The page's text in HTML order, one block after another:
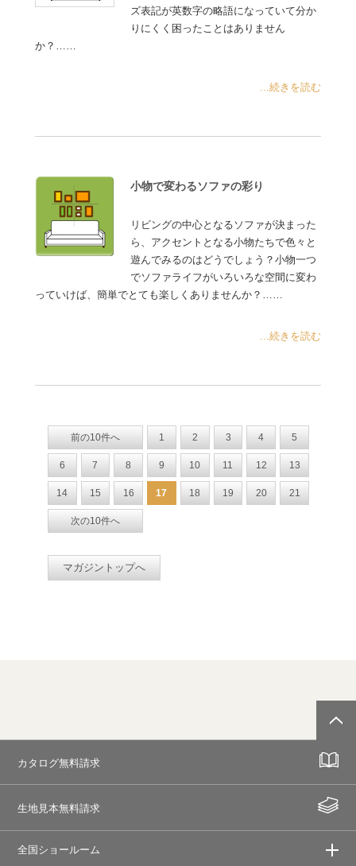
ズ表記が英数字の略語になっていて分か
りにくく困ったことはありません
か？……
...続きを読む
小物で変わるソファの彩り
リビングの中心となるソファが決まった
ら、アクセントとなる小物たちで色々と
遊んでみるのはどうでしょう？小物一つ
でソファライフがいろいろな空間に変わ
っていけば、簡単でとても楽しくありませんか？……
...続きを読む
前の10件へ 1 2 3 4 5
6 7 8 9 10 11 12 13
14 15 16 17 18 19 20 21
次の10件へ
マガジントップへ
カタログ無料請求
生地見本無料請求
全国ショールーム